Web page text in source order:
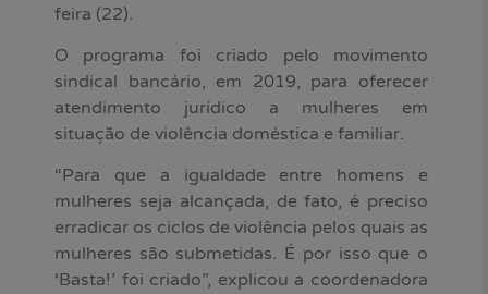
feira (22).
O programa foi criado pelo movimento
sindical bancário, em 2019, para oferecer
atendimento jurídico a mulheres em
situação de violência doméstica e familiar.
“Para que a igualdade entre homens e
mulheres seja alcançada, de fato, é preciso
erradicar os ciclos de violência pelos quais as
mulheres são submetidas. É por isso que o
‘Basta!’ foi criado”, explicou a coordenadora